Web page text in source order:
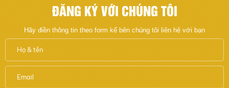
ĐĂNG KÝ VỚI CHÚNG TÔI
Hãy điền thông tin theo form kế bên chúng tôi liên hệ với bạn